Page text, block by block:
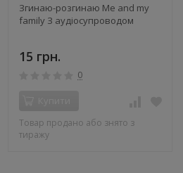
Згинаю-розгинаю Me and my
family З аудіосупроводом
15 грн.
0
Товар продано або знято з
тиражу